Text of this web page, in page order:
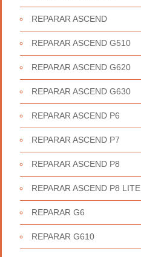
REPARAR ASCEND
REPARAR ASCEND G510
REPARAR ASCEND G620
REPARAR ASCEND G630
REPARAR ASCEND P6
REPARAR ASCEND P7
REPARAR ASCEND P8
REPARAR ASCEND P8 LITE
REPARAR G6
REPARAR G610